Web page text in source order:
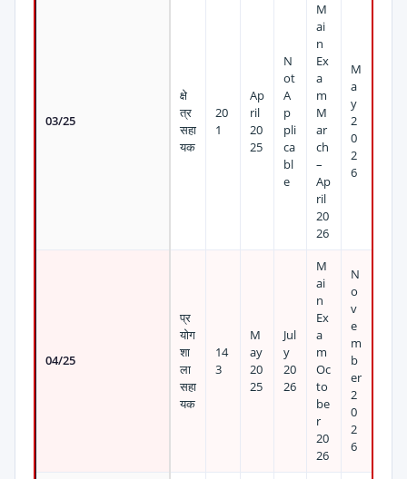
03/25
क्षे
त्र
सहा
यक
20
1
Ap
ril
20
25
N
ot
A
p
pli
ca
bl
e
M
ai
n
Ex
a
m
M
ar
ch
–
Ap
ril
20
26
M
a
y
2
0
2
6
04/25
प्र
योग
शा
ला
सहा
यक
14
3
M
ay
20
25
Jul
y
20
26
M
ai
n
Ex
a
m
Oc
to
be
r
20
26
N
o
v
e
m
b
er
2
0
2
6